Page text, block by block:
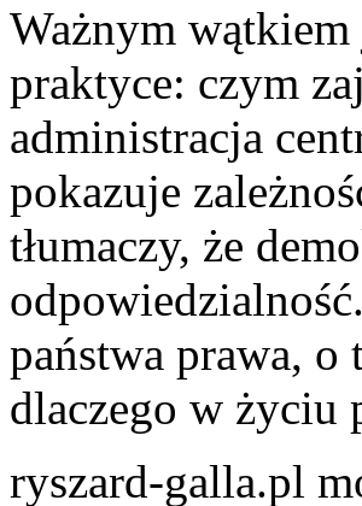
Ważnym wątkiem
praktyce: czym
administracja
pokazuje
tłumaczy, że
państwa prawa,
dlaczego w życiu
ryszard-galla.pl